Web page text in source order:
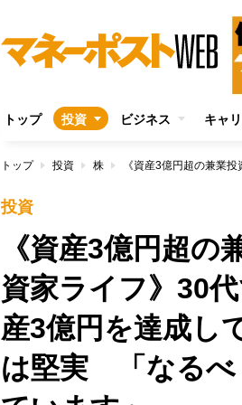
トップ 投資 ビジネス キャ
トップ 投資 株
投資
《資産3億円超
資家ライフ》30
産3億円を達成し
は堅実 「なるべ